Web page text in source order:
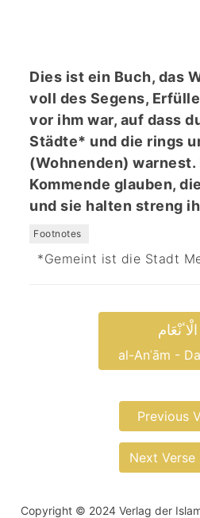
Dies ist ein Buch, das
voll des Segens,
vor ihm war, auf dass
Städte* und die rings
(Wohnenden) warnest.
Kommende glauben,
und sie halten streng
Footnotes
*Gemeint ist die Stadt
الْاٴنْعَام
al-Anʿām -
Previous
Next Verse
Copyright © 2024 Verlag der